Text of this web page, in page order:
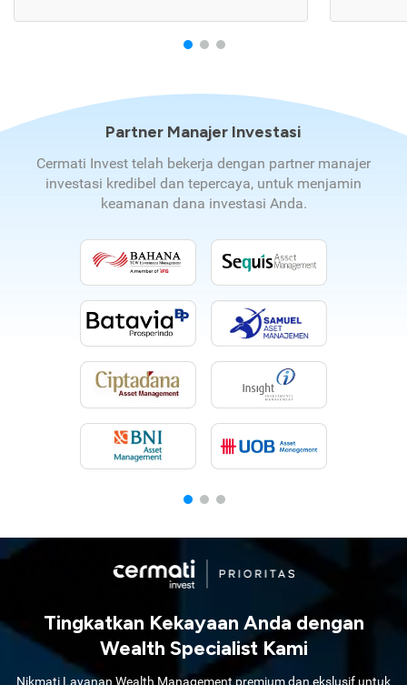
Partner Manajer Investasi
Cermati Invest telah bekerja dengan partner manajer
investasi kredibel dan tepercaya, untuk menjamin
keamanan dana investasi Anda.
Tingkatkan Kekayaan Anda dengan
Wealth Specialist Kami
Nikmati Layanan Wealth Management premium dan ekslusif untuk